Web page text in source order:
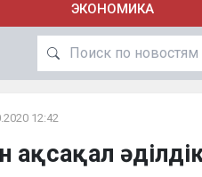
ЭКОНОМИКА
12:42
ақсақал